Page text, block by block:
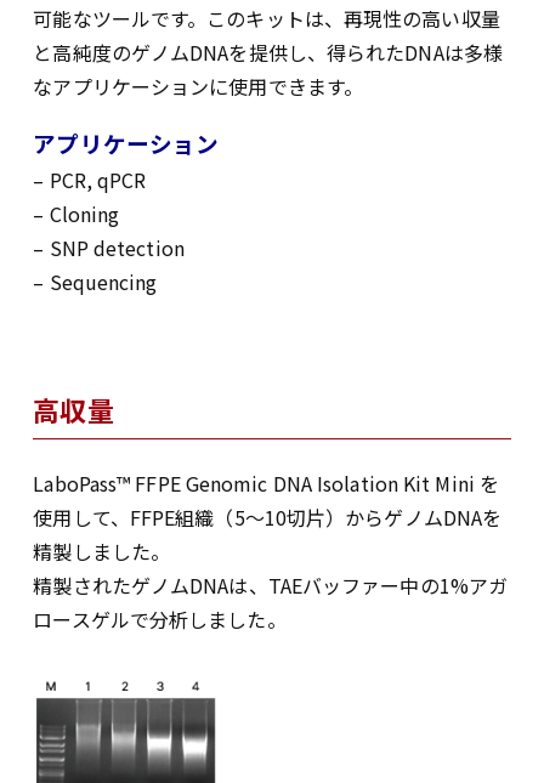
可能なツールです。このキットは、再現性の高い収量
と高純度のゲノムDNAを提供し、得られたDNAは多様
なアプリケーションに使用できます。
アプリケーション
– PCR, qPCR
– Cloning
– SNP detection
– Sequencing
高収量
LaboPass™ FFPE Genomic DNA Isolation Kit Mini を
使用して、FFPE組織（5～10切片）からゲノムDNAを
精製しました。
精製されたゲノムDNAは、TAEバッファー中の1%アガ
ロースゲルで分析しました。